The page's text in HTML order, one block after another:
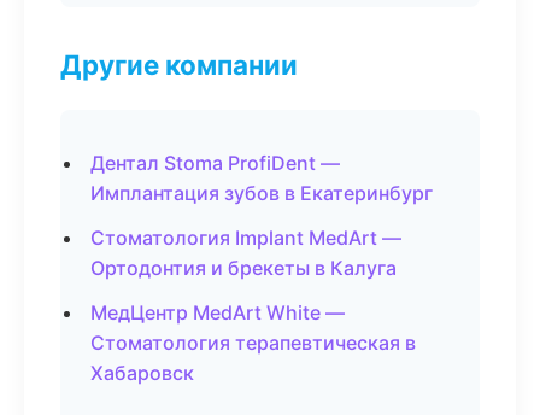
Другие компании
Дентал Stoma ProfiDent —
Имплантация зубов в Екатеринбург
Стоматология Implant MedArt —
Ортодонтия и брекеты в Калуга
МедЦентр MedArt White —
Стоматология терапевтическая в
Хабаровск